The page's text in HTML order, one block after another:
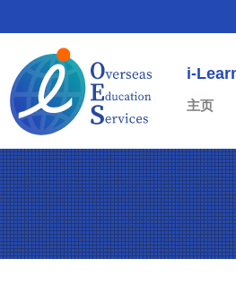
i-
主页